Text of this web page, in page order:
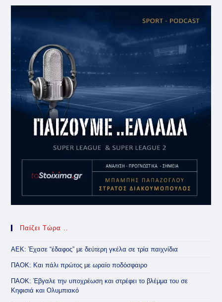
Παίζει Τώρα ..
ΑΕΚ: Έχασε “έδαφος” με δεύτερη γκέλα σε τρία παιχνίδια
ΠΑΟΚ: Και πάλι πρώτος με ωραίο ποδόσφαιρο
ΠΑΟΚ: Έβγαλε την υποχρέωση και στρέφει το βλέμμα του σε
Κηφισιά και Ολυμπιακό